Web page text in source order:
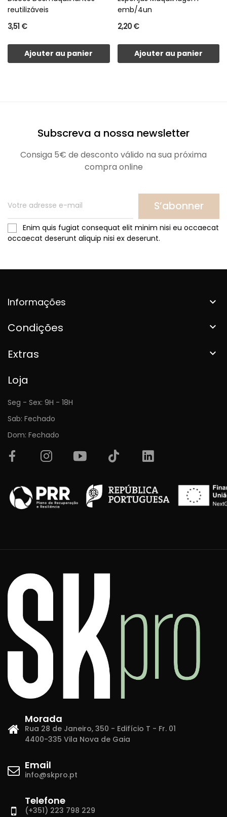
reutilizáveis
3,51 €
Ajouter au panier
emb/4un
2,20 €
Ajouter au panier
Subscreva a nossa newsletter
Consiga 5€ de desconto válido na sua próxima
compra online
S’abonner
Enim quis fugiat consequat elit minim nisi eu occaecat
occaecat deserunt aliquip nisi ex deserunt.
Informações 
Condições 
Extras 
Loja
Seg - Sex: 9H - 18H
Sab: Fechado
Dom: Fechado
Morada
Rua 28 de Janeiro, 350 - Edifício T - Fr. 01
4400-335 Vila Nova de Gaia
Email
info@skpro.pt
Telefone
(+351) 223 798 229